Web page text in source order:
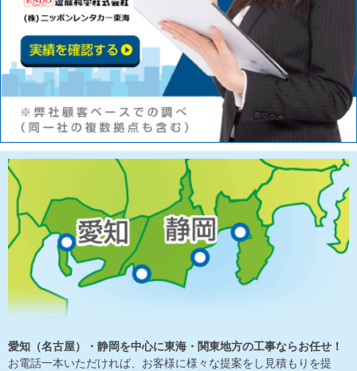
愛知（名古屋）・静岡を中心に東海・関東地方の工事ならお任せ！
お電話一本いただければ、お客様に様々な提案をし見積もりを提